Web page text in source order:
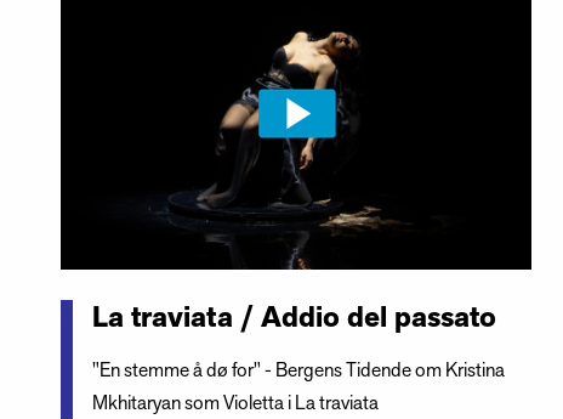
La traviata / Addio del passato
"En stemme å dø for" - Bergens Tidende om Kristina
Mkhitaryan som Violetta i La traviata